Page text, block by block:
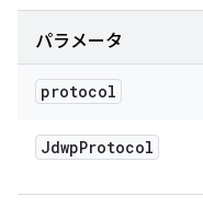
パラメータ
protocol
JdwpProtocol